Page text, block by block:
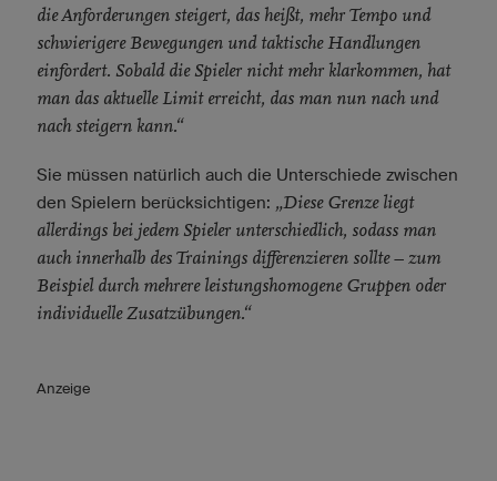
die Anforderungen steigert, das heißt, mehr Tempo und
schwierigere Bewegungen und taktische Handlungen
einfordert. Sobald die Spieler nicht mehr klarkommen, hat
man das aktuelle Limit erreicht, das man nun nach und
nach steigern kann.“
Sie müssen natürlich auch die Unterschiede zwischen
den Spielern berücksichtigen: „Diese Grenze liegt
allerdings bei jedem Spieler unterschiedlich, sodass man
auch innerhalb des Trainings differenzieren sollte – zum
Beispiel durch mehrere leistungshomogene Gruppen oder
individuelle Zusatzübungen.“
Anzeige